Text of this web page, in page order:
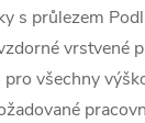
s průlezem
vrstvené
všechny